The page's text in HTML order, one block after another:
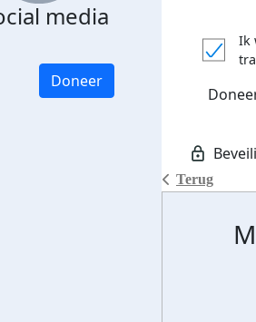
media
Doneer
Terug
Ik